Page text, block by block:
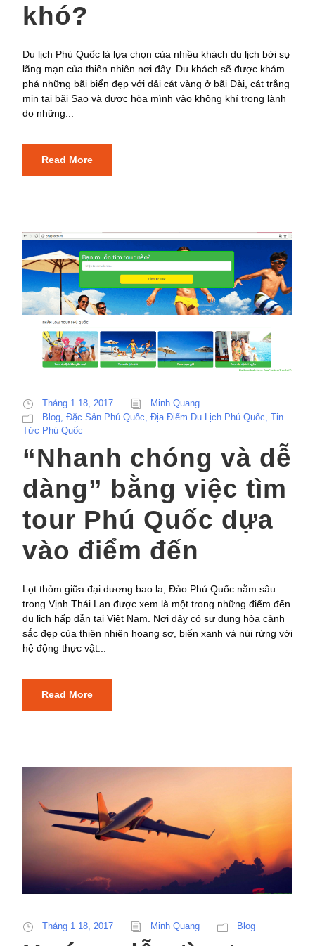
khó?
Du lịch Phú Quốc là lựa chọn của nhiều khách du lịch bởi sự
lãng mạn của thiên nhiên nơi đây. Du khách sẽ được khám
phá những bãi biển đẹp với dải cát vàng ở bãi Dài, cát trắng
mịn tại bãi Sao và được hòa mình vào không khí trong lành
do những...
Read More
Tháng 1 18, 2017
Minh Quang
Blog, Đặc Sản Phú Quốc, Địa Điểm Du Lịch Phú Quốc, Tin
Tức Phú Quốc
“Nhanh chóng và dễ
dàng” bằng việc tìm
tour Phú Quốc dựa
vào điểm đến
Lọt thỏm giữa đại dương bao la, Đảo Phú Quốc nằm sâu
trong Vịnh Thái Lan được xem là một trong những điểm đến
du lịch hấp dẫn tại Việt Nam. Nơi đây có sự dung hòa cảnh
sắc đẹp của thiên nhiên hoang sơ, biển xanh và núi rừng với
hệ động thực vật...
Read More
Tháng 1 18, 2017 Minh Quang Blog